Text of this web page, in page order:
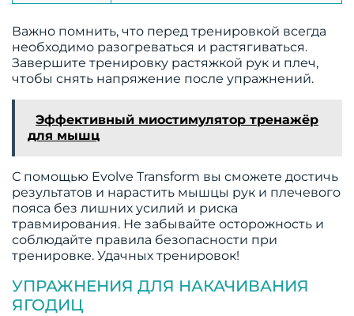
Важно помнить, что перед тренировкой всегда
необходимо разогреваться и растягиваться.
Завершите тренировку растяжкой рук и плеч,
чтобы снять напряжение после упражнений.
Эффективный миостимулятор тренажёр
для мышц
С помощью Evolve Transform вы сможете достичь
результатов и нарастить мышцы рук и плечевого
пояса без лишних усилий и риска
травмирования. Не забывайте осторожность и
соблюдайте правила безопасности при
тренировке. Удачных тренировок!
УПРАЖНЕНИЯ ДЛЯ НАКАЧИВАНИЯ
ЯГОДИЦ